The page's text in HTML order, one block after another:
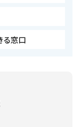
る窓口